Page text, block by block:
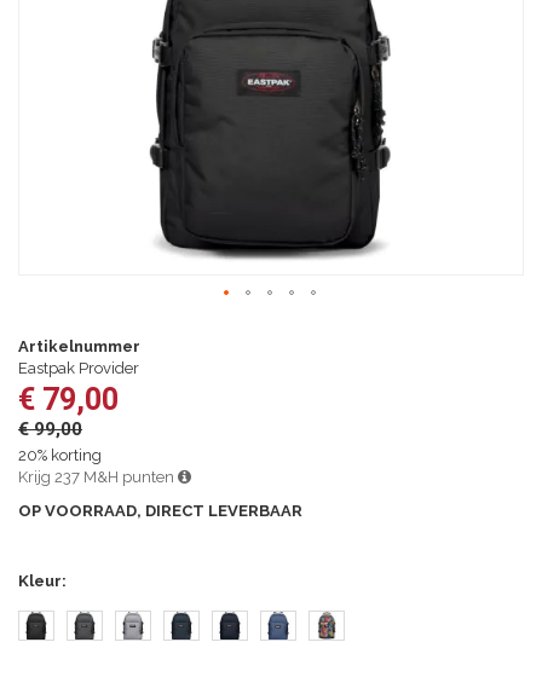
naar
het
begin
van
de
afbeeldingen-
gallerij
Artikelnummer
Eastpak Provider
€ 79,00
€ 99,00
20% korting
Krijg 237 M&H punten
OP VOORRAAD, DIRECT LEVERBAAR
Kleur